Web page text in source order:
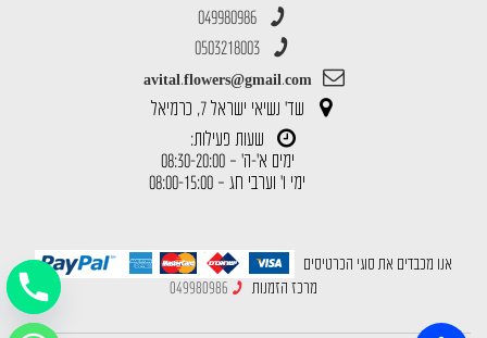
049980986
0503218003
avital.flowers@gmail.com
שד' נשיאי ישראל 7, כרמיאל
שעות פעילות:
ימים א'-ה' – 08:30-20:00
ימי ו' וערבי חג – 08:00-15:00
אנו מכבדים את סוגי הכרטיסים
מרכז הזמנות